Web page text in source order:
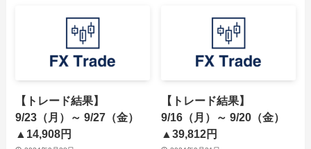
【トレード結果】
9/23（月）～ 9/27（金）
▲14,908円
【トレード結果】
9/16（月）～ 9/20（金）
▲39,812円